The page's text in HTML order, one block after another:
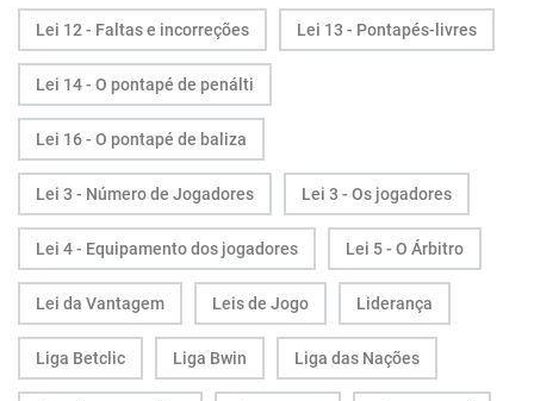
Lei 12 - Faltas e incorreções Lei 13 - Pontapés-livres
Lei 14 - O pontapé de penálti
Lei 16 - O pontapé de baliza
Lei 3 - Número de Jogadores Lei 3 - Os jogadores
Lei 4 - Equipamento dos jogadores Lei 5 - O Árbitro
Lei da Vantagem Leis de Jogo Liderança
Liga Betclic Liga Bwin Liga das Nações